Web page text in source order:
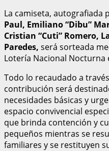
La camiseta, autografiada
Paul, Emiliano “Dibu”
Cristian “Cuti” Romero,
Paredes, será sorteada
Lotería Nacional Nocturna
Todo lo recaudado a
contribución será
necesidades básicas y
espacio convivencial
que brinda contención y
pequeños mientras se
familiares y se restituyen